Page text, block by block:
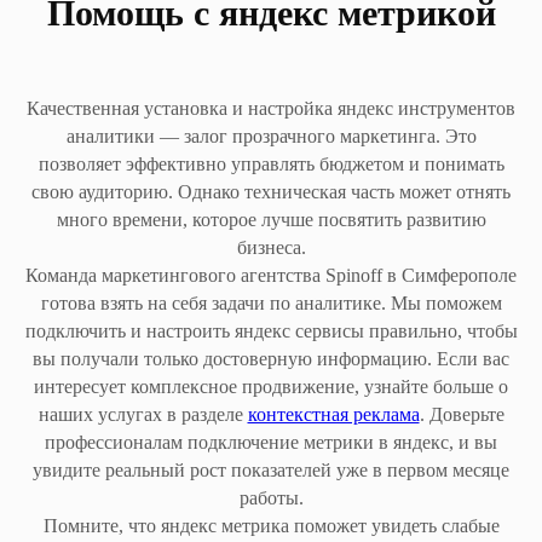
Помощь с яндекс метрикой
Качественная установка и настройка яндекс инструментов
аналитики — залог прозрачного маркетинга. Это
позволяет эффективно управлять бюджетом и понимать
свою аудиторию. Однако техническая часть может отнять
много времени, которое лучше посвятить развитию
бизнеса.
Команда маркетингового агентства Spinoff в Симферополе
готова взять на себя задачи по аналитике. Мы поможем
подключить и настроить яндекс сервисы правильно, чтобы
вы получали только достоверную информацию. Если вас
интересует комплексное продвижение, узнайте больше о
наших услугах в разделе контекстная реклама. Доверьте
профессионалам подключение метрики в яндекс, и вы
увидите реальный рост показателей уже в первом месяце
работы.
Помните, что яндекс метрика поможет увидеть слабые